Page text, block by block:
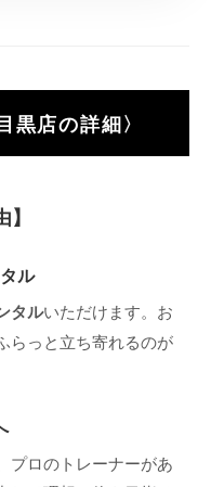
黒店の詳細〉
ル
タルいただけます。お
らっと立ち寄れるのが
プロのトレーナーがあ